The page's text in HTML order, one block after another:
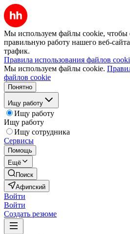
Мы используем файлы cookie, чтобы
правильную работу нашего веб-
трафик.
Правила использования файлов
Мы используем файлы cookie.
файлов cookie
Понятно
Ищу работу
Ищу работу
Ищу работу
Ищу сотрудника
Сервисы
Помощь
Ещё
Поиск
Афипский
Войти
Войти
Создать резюме